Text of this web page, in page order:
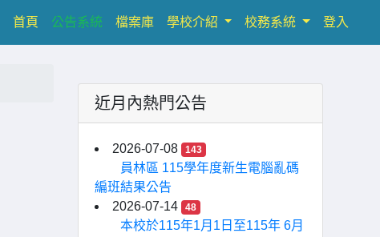
首頁(current)
公告系統 檔案庫 學校介紹 校務系統 登入
近月內熱門公告
2026-07-08 143
員林區 115學年度新生電腦亂碼
編班結果公告
2026-07-14
48
本校於115年1月1日至115年 6月